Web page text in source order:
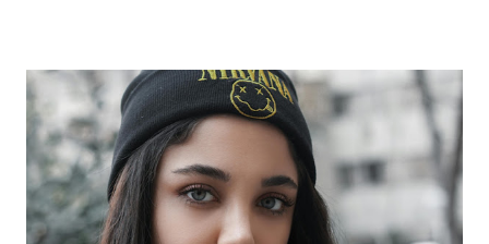
സമയവും മദ്യലഹരിയിലും. തന്‍റെ കുഞ്ഞിനെ ഒരു ലക്ഷം
രൂപക്ക് വില്‍പ്പന നടത്തിയതായി അച്ഛൻ
മദ്യലഹരിയിലിരിക്കെ സമീപവാസികളിലൊരാളോട് പറഞ്ഞു.
ഇതോടെയാണ് വിവരം പുറത്തറിഞ്ഞത്. തുടർന്ന്
അയല്‍വാസി പൊലീസിലും ചൈല്‍ഡ് ലൈനിലും വിവരം
അറിയിക്കുകയായിരുന്നു. പൊലീസെത്തി അച്ഛനെയും